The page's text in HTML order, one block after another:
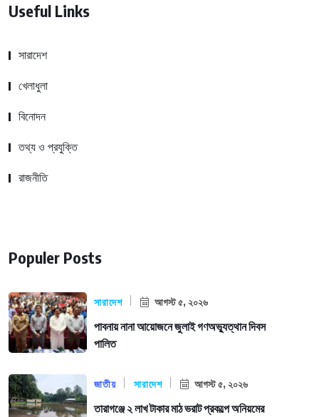
Useful Links
সারাদেশ
খেলাধুলা
বিনোদন
তথ্য ও প্রযুক্তি
রাজনীতি
Populer Posts
সারাদেশ আগস্ট ৫, ২০২৬
পাবনায় নানা আয়োজনে জুলাই গণঅভ্যুত্থান দিবস
পালিত
জাতীয় সারাদেশ আগস্ট ৫, ২০২৬
তারাগঞ্জে ২ লাখ টাকার মাঠ ভরাট প্রকল্পে অনিয়মের